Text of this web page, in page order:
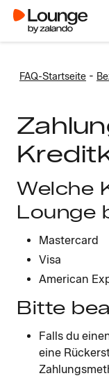
FAQ-Startseite -
Welche
Lounge
Mastercard
Visa
American
Bitte
Falls du
eine